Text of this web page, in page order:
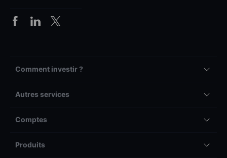
Comment investir ?
Autres services
Comptes
Produits